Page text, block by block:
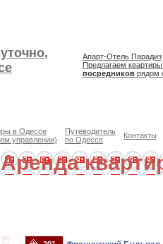
Апарт-Отель Парадиз
Предлагаем
посредников рядом
в Одессе
управлении)
Путеводитель
по Одессе
Контакты
Аренда